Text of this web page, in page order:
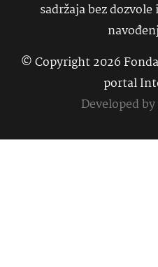
sadržaja bez dozvole
© Copyright 2026
portal
Developed by